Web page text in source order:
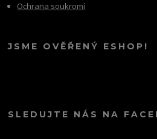
Ochrana soukromí
JSME OVĚŘENÝ ESHOP!
SLEDUJTE NÁS NA